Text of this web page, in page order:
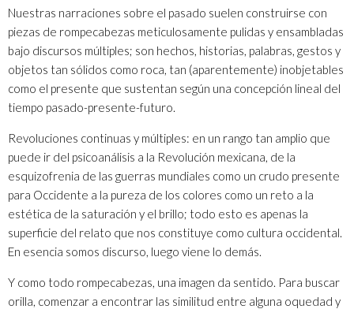
Nuestras narraciones sobre el pasado suelen construirse con
piezas de rompecabezas meticulosamente pulidas y ensambladas
bajo discursos múltiples; son hechos, historias, palabras, gestos y
objetos tan sólidos como roca, tan (aparentemente) inobjetables
como el presente que sustentan según una concepción lineal del
tiempo pasado-presente-futuro.
Revoluciones continuas y múltiples: en un rango tan amplio que
puede ir del psicoanálisis a la Revolución mexicana, de la
esquizofrenia de las guerras mundiales como un crudo presente
para Occidente a la pureza de los colores como un reto a la
estética de la saturación y el brillo; todo esto es apenas la
superficie del relato que nos constituye como cultura occidental.
En esencia somos discurso, luego viene lo demás.
Y como todo rompecabezas, una imagen da sentido. Para buscar
orilla, comenzar a encontrar las similitud entre alguna oquedad y